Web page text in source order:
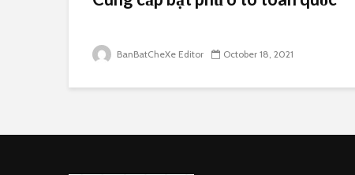
BanBatCheXe Editor October 18, 2021